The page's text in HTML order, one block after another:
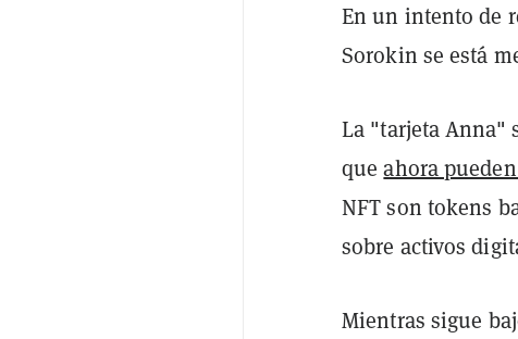
En un intento de
Sorokin se está
La "tarjeta Anna"
queahora
NFT son tokens
sobre activos
Mientras sigue